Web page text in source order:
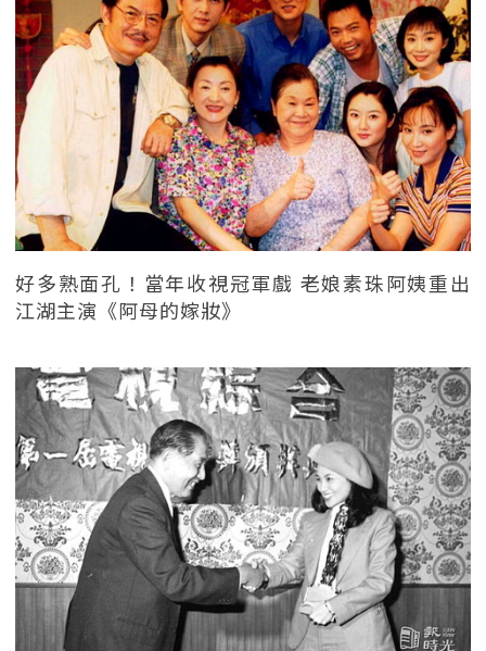
好多熟面孔！當年收視冠軍戲 老娘素珠阿姨重出
江湖主演《阿母的嫁妝》